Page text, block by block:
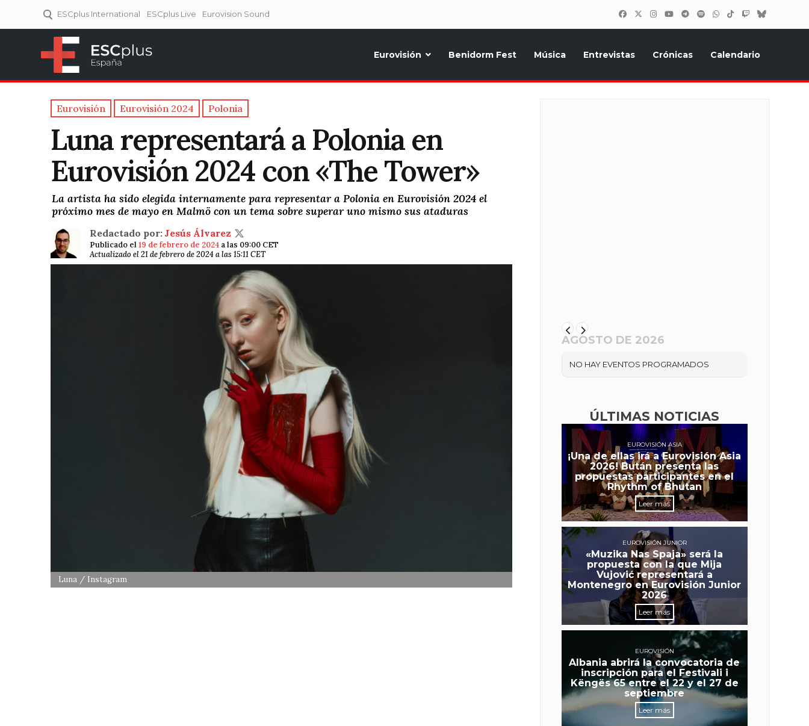
ESCplus International ESCplus Live Eurovision Sound
Eurovisión Benidorm Fest Música Entrevistas Crónicas Calendario
Eurovisión Eurovisión 2024 Polonia
Luna representará a Polonia en
Eurovisión 2024 con «The Tower»
La artista ha sido elegida internamente para representar a Polonia en Eurovisión 2024 el
próximo mes de mayo en Malmö con un tema sobre superar uno mismo sus ataduras
Redactado por: Jesús Álvarez
Publicado el19 de febrero de 2024 a las 09:00 CET
Actualizado el 21 de febrero de 2024 a las 15:11 CET
Luna / Instagram
AGOSTO DE 2026
NO HAY EVENTOS PROGRAMADOS
ÚLTIMAS NOTICIAS
EUROVISIÓN ASIA
¡Una de ellas irá a Eurovisión Asia
2026! Bután presenta las
propuestas participantes en el
Rhythm of Bhutan
Leer más
EUROVISIÓN JUNIOR
«Muzika Nas Spaja» será la
propuesta con la que Mija
Vujović representará a
Montenegro en Eurovisión Junior
2026
Leer más
EUROVISIÓN
Albania abrirá la convocatoria de
inscripción para el Festivali i
Këngës 65 entre el 22 y el 27 de
septiembre
Leer más